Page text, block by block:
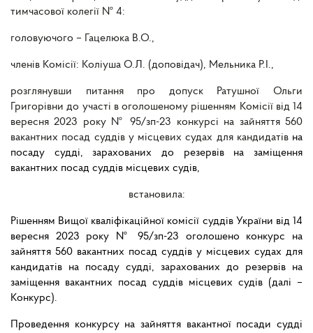
тимчасової колегії № 4:
головуючого – Гацелюка В.О.,
членів Комісії: Коліуша О.Л. (доповідач), Мельника Р.І.,
розглянувши питання про допуск Ратушної Ольги
Григорівни до участі в оголошеному рішенням Комісії від 14
вересня 2023 року № 95/зп-23 конкурсі на зайняття 560
вакантних посад суддів у місцевих судах для кандидатів на
посаду судді, зарахованих до резервів на заміщення
вакантних посад суддів місцевих судів,
встановила:
Рішенням Вищої кваліфікаційної комісії суддів України від 14
вересня 2023 року № 95/зп-23 оголошено конкурс на
зайняття 560 вакантних посад суддів у місцевих судах для
кандидатів на посаду судді, зарахованих до резервів на
заміщення вакантних посад суддів місцевих судів (далі –
Конкурс).
Проведення конкурсу на зайняття вакантної посади судді